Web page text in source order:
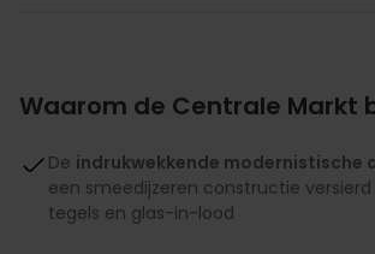
Waarom de Centrale Markt
De indrukwekkende modernistische
een smeedijzeren constructie
tegels en glas-in-lood